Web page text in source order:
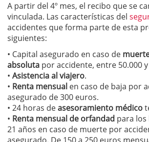
A partir del 4º mes, el recibo que se
vinculada. Las características del
accidentes que forma parte de esta
siguientes:
• Capital asegurado en caso de
absoluta por accidente, entre 50.000
• Asistencia al viajero.
• Renta mensual en caso de baja por
asegurado de 300 euros.
• 24 horas deasesoramiento médico
• Renta mensual de orfandad para los
21 años en caso de muerte por